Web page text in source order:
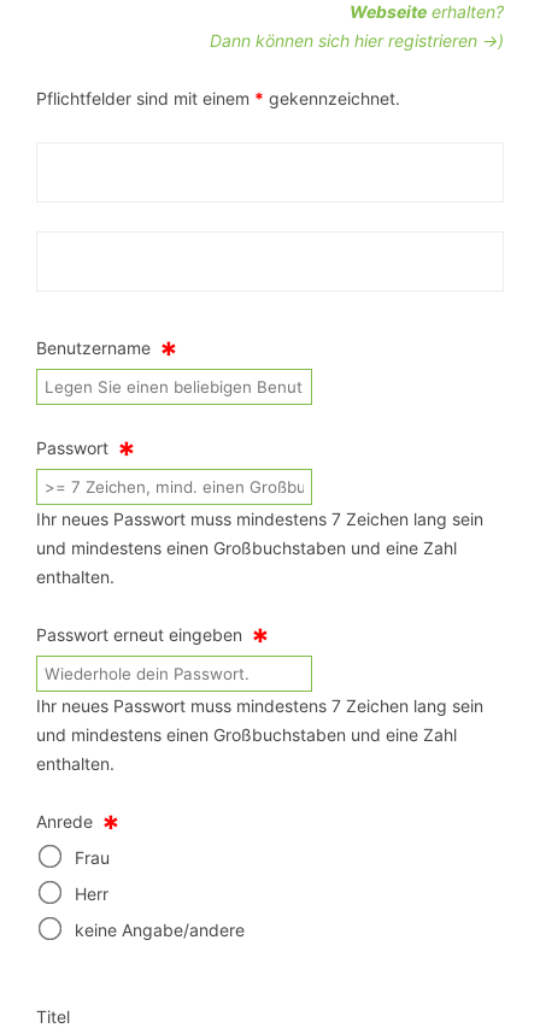
Webseite erhalten?
Dann können sich hier registrieren ->)
Pflichtfelder sind mit einem * gekennzeichnet.
Benutzername *
Passwort *
Ihr neues Passwort muss mindestens 7 Zeichen lang sein
und mindestens einen Großbuchstaben und eine Zahl
enthalten.
Passwort erneut eingeben *
Ihr neues Passwort muss mindestens 7 Zeichen lang sein
und mindestens einen Großbuchstaben und eine Zahl
enthalten.
Anrede *
Frau
Herr
keine Angabe/andere
Titel